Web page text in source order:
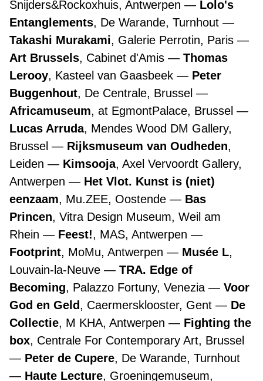
Snijders&Rockoxhuis, Antwerpen
Lolo's
Entanglements, De Warande, Turnhout
Takashi Murakami, Galerie Perrotin, Paris
Art Brussels, Cabinet d'Amis
Thomas
Lerooy, Kasteel van Gaasbeek
Peter
Buggenhout, De Centrale, Brussel
Africamuseum, at EgmontPalace, Brussel
Lucas Arruda, Mendes Wood DM Gallery,
Brussel
Rijksmuseum van Oudheden,
Leiden
Kimsooja, Axel Vervoordt Gallery,
Antwerpen
Het Vlot. Kunst is (niet)
eenzaam, Mu.ZEE, Oostende
Bas
Princen, Vitra Design Museum, Weil am
Rhein
Feest!, MAS, Antwerpen
Footprint, MoMu, Antwerpen Musée L,
Louvain-la-Neuve
TRA. Edge of
Becoming, Palazzo Fortuny, Venezia
Voor
God en Geld, Caermersklooster, Gent
De
Collectie, M KHA, Antwerpen
Fighting the
box, Centrale For Contemporary Art, Brussel
Peter de Cupere, De Warande, Turnhout
Haute Lecture, Groeningemuseum,